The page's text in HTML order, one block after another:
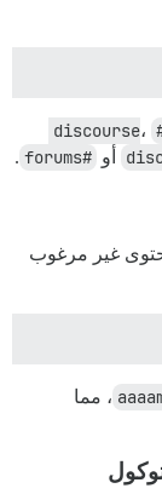
،
أو #forums
.
غير مرغوب
، مما